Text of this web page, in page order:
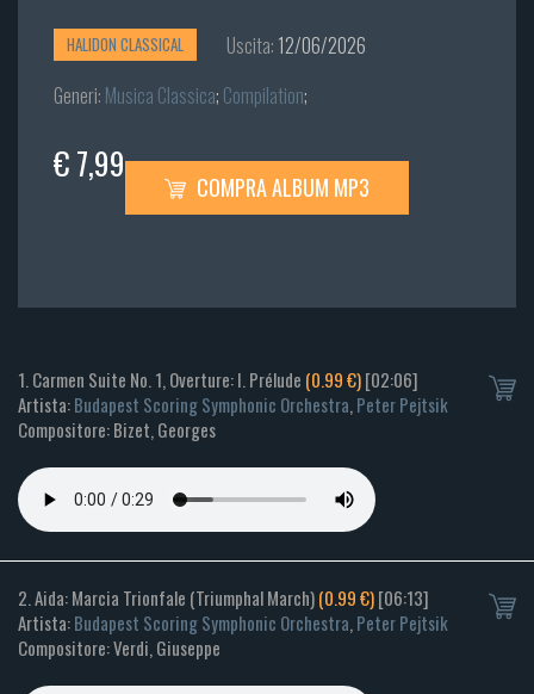
HALIDON CLASSICAL Uscita: 12/06/2026
Generi: Musica Classica; Compilation;
€ 7,99
COMPRA ALBUM MP3
1. Carmen Suite No. 1, Overture: I. Prélude (0.99 €)[02:06]
Artista:Budapest Scoring Symphonic Orchestra,Peter Pejtsik
Compositore: Bizet, Georges
2. Aida: Marcia Trionfale (Triumphal March)(0.99 €)[06:13]
Artista:Budapest Scoring Symphonic Orchestra,Peter Pejtsik
Compositore: Verdi, Giuseppe